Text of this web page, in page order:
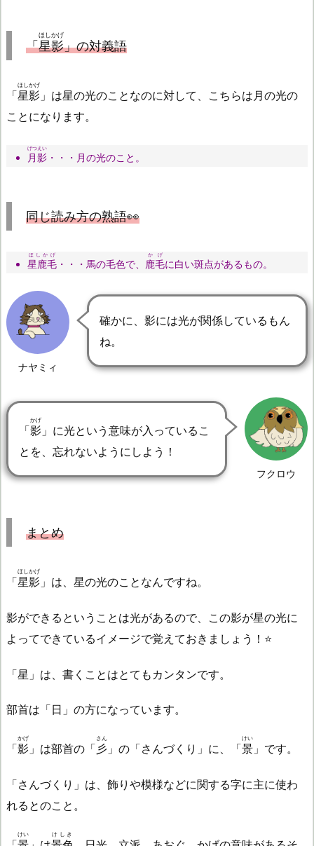
「星影
ほしかげ
」の対義語
「星影
ほしかげ
」は星の光のことなのに対して、こちらは月の光の
ことになります。
月影
げつえい
・・・月の光のこと。
同じ読み方の熟語👀
星鹿毛
ほしかげ
・・・馬の毛色で、 鹿毛
かげ
に白い斑点があるもの。
ナヤミィ
確かに、影には光が関係しているもん
ね。
フクロウ
「影
かげ
」に光という意味が入っているこ
とを、忘れないようにしよう！
まとめ
「星影
ほしかげ
」は、星の光のことなんですね。
影ができるということは光があるので、この影が星の光に
よってできているイメージで覚えておきましょう！⭐
「星」は、書くことはとてもカンタンです。
部首は「日」の方になっています。
「影
かげ
」は部首の「 彡
さん
」の「さんづくり」に、「景
けい
」です。
「さんづくり」は、飾りや模様などに関する字に主に使わ
れるとのこと。
けい けしき